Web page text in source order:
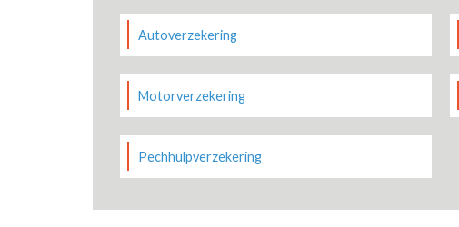
Autoverzekering
Motorverzekering
Pechhulpverzekering